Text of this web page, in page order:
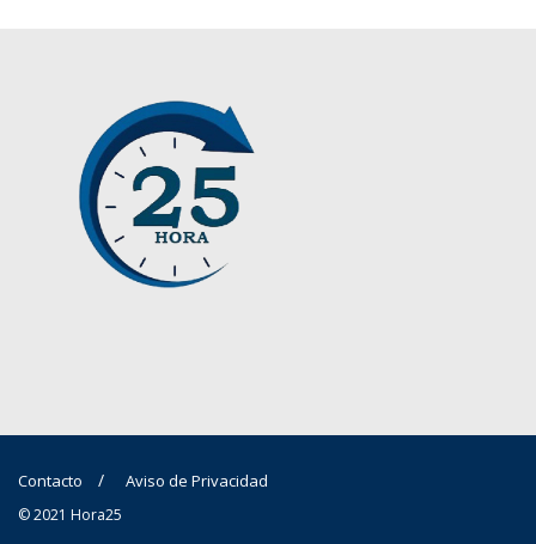
Contacto Aviso de Privacidad
© 2021 Hora25